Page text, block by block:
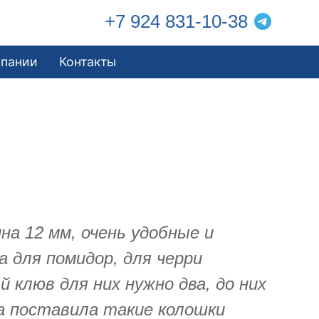
+7 924 831-10-38
Контакты
12 мм, очень удобные и
для помидор, для черри
клюв для них нужно два, до них
поставила такие колошки